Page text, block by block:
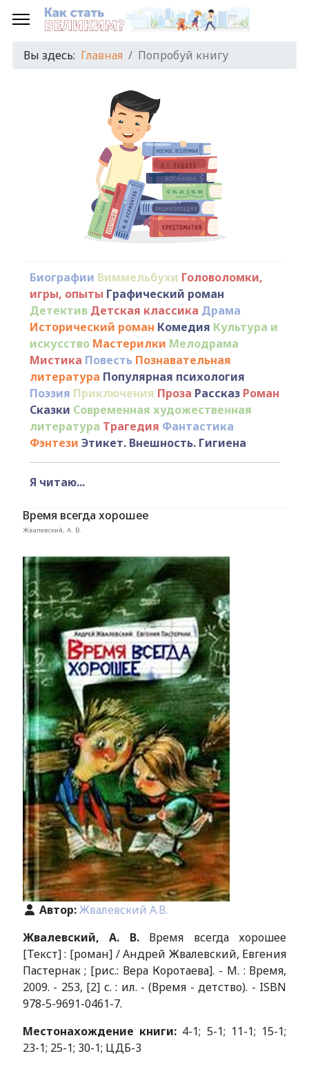
Вы здесь: Главная Попробуй книгу
Биографии Виммельбухи Головоломки,
игры, опыты Графический роман
Детектив Детская классика Драма
Исторический роман Комедия Культура и
искусство Мастерилки Мелодрама
Мистика Повесть Познавательная
литература Популярная психология
Поэзия Приключения Проза Рассказ Роман
Сказки Современная художественная
литература Трагедия Фантастика
Фэнтези Этикет. Внешность. Гигиена
Я читаю...
Время всегда хорошее
Жвалевский, А. В.
Автор:Жвалевский А.В.
Жвалевский, А. В.Время всегда хорошее
[Текст] : [роман] / Андрей Жвалевский, Евгения
Пастернак ; [рис.: Вера Коротаева]. - М. : Время,
2009. - 253, [2] с. : ил. - (Время - детство). - ISBN
978-5-9691-0461-7.
Местонахождение книги: 4-1; 5-1; 11-1; 15-1;
23-1; 25-1; 30-1; ЦДБ-3